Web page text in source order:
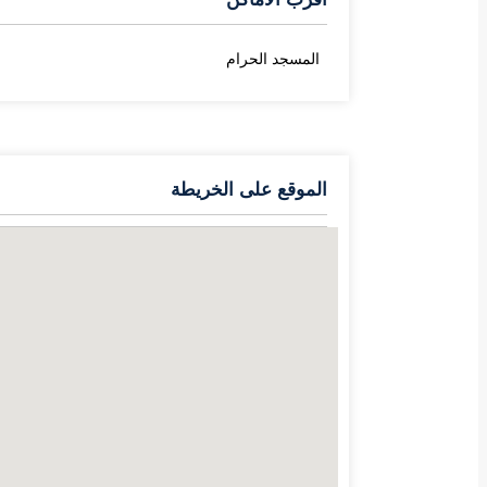
المسجد الحرام
الموقع على الخريطة